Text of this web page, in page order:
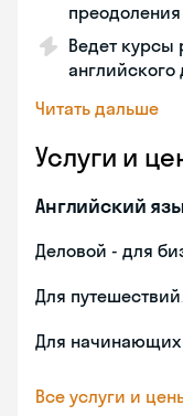
Ведет курсы
английского
Читать дальше
Услуги и
Английский
Деловой - для
Для путешествий
Для
Все услуги и